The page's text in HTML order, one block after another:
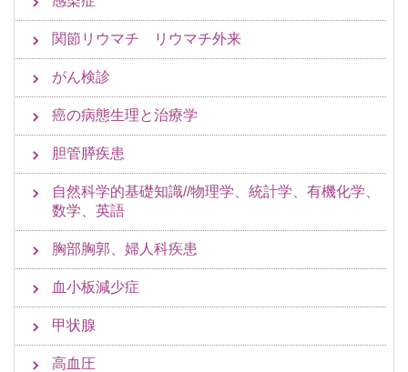
関節リウマチ リウマチ外来
がん検診
癌の病態生理と治療学
胆管膵疾患
自然科学的基礎知識//物理学、統計学、有機化学、
数学、英語
胸部胸郭、婦人科疾患
血小板減少症
甲状腺
高血圧